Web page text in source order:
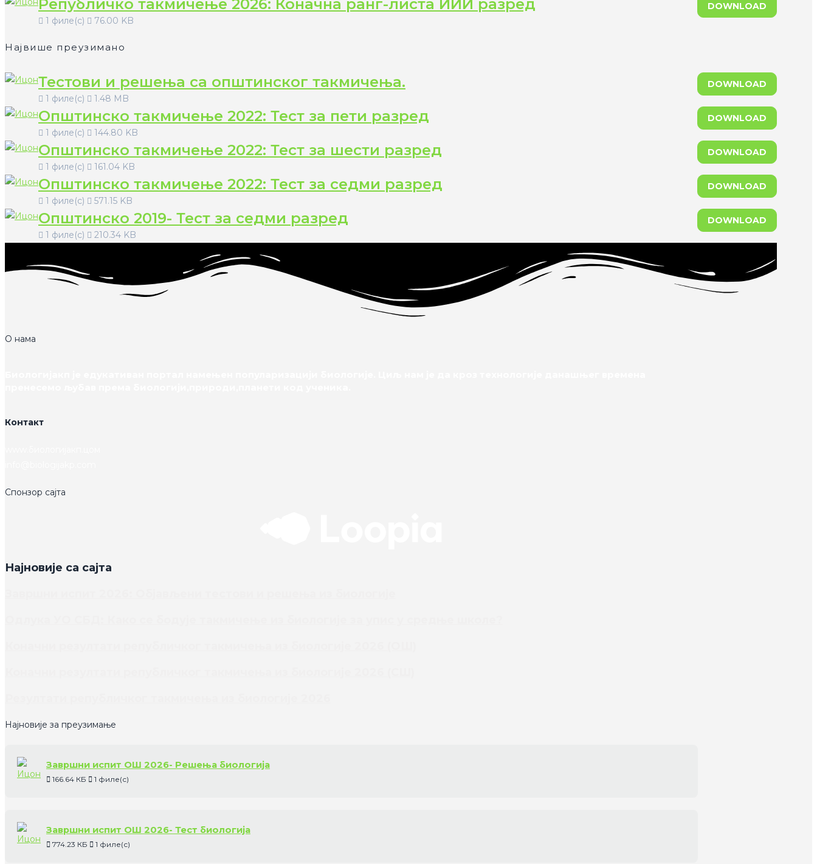
Републичко такмичење 2026: Коначна ранг-листа ИИИ разред
1 филе(с) 76.00 KB
DOWNLOAD
Највише преузимано
Тестови и решења са општинског такмичења.
1 филе(с) 1.48 MB
DOWNLOAD
Општинско такмичење 2022: Тест за пети разред
1 филе(с) 144.80 KB
DOWNLOAD
Општинско такмичење 2022: Тест за шести разред
1 филе(с) 161.04 KB
DOWNLOAD
Општинско такмичење 2022: Тест за седми разред
1 филе(с) 571.15 KB
DOWNLOAD
Општинско 2019- Тест за седми разред
1 филе(с) 210.34 KB
DOWNLOAD
О нама
Контакт
Спонзор сајта
Најновије са сајта
Најновије за преузимање
Завршни испит ОШ 2026- Решења биологија
166.64 КБ 1 филе(с)
Завршни испит ОШ 2026- Тест биологија
774.23 КБ 1 филе(с)